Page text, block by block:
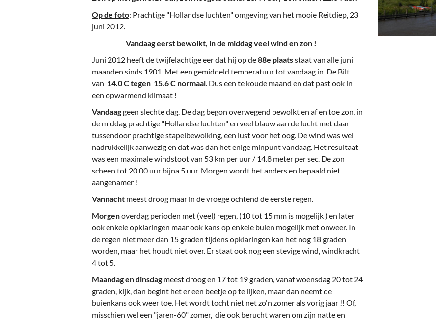
Zuidhorners
On-line bestellen in Zuidhorn
Financiën, Makelaars & Hypotheken
Diensten, Gemak & Zakelijk
(Ver) Bouw & Onderhoud
Bedrijventerreinen
Bedrijven in de Regio Zuidhorn
Bedrijven van Vroeger
Op de foto: Prachtige "Hollandse luchten" omgeving van het mooie Reitdiep, 23
juni 2012.
Vandaag eerst bewolkt, in de middag veel wind en zon !
Juni 2012 heeft de twijfelachtige eer dat hij op de88e plaatsstaat van alle juni
maanden sinds 1901. Met een gemiddeld temperatuur tot vandaag in De Bilt
van 14.0 C tegen 15.6 C normaal. Dus een te koude maand en dat past ook in
een opwarmend klimaat !
Vandaaggeen slechte dag. De dag begon overwegend bewolkt en af en toe zon, in
de middag prachtige "Hollandse luchten" en veel blauw aan de lucht met daar
tussendoor prachtige stapelbewolking, een lust voor het oog. De wind was wel
nadrukkelijk aanwezig en dat was dan het enige minpunt vandaag. Het resultaat
was een maximale windstoot van 53 km per uur / 14.8 meter per sec. De zon
scheen tot 20.00 uur bijna 5 uur. Morgen wordt het anders en bepaald niet
aangenamer !
Vannacht meest droog maar in de vroege ochtend de eerste regen.
Morgenoverdag perioden met (veel) regen, (10 tot 15 mm is mogelijk ) en later
ook enkele opklaringen maar ook kans op enkele buien mogelijk met onweer. In
de regen niet meer dan 15 graden tijdens opklaringen kan het nog 18 graden
worden, maar het houdt niet over. Er staat ook nog een stevige wind, windkracht
4 tot 5.
Maandag en dinsdag meest droog en 17 tot 19 graden, vanaf woensdag 20 tot 24
graden, kijk, dan begint het er een beetje op te lijken, maar dan neemt de
buienkans ook weer toe. Het wordt tocht niet net zo'n zomer als vorig jaar !! Of,
misschien wel een "jaren-60" zomer, die ook berucht waren om zijn natte en